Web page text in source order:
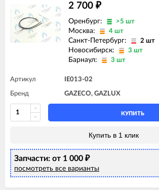
2 700 ₽
Оренбург: >5 шт
Москва: 4 шт
Санкт-Петербург: 2 шт
Новосибирск: 3 шт
Барнаул: 3 шт
Артикул IE013-02
Бренд GAZECO, GAZLUX
КУПИТЬ
Купить в 1 клик
Запчасти: от 1 000 ₽
посмотреть все варианты